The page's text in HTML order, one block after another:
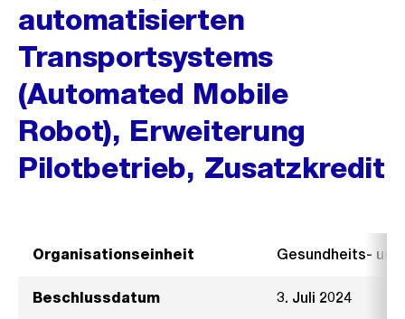
automatisierten
Transportsystems
(Automated Mobile
Robot), Erweiterung
Pilotbetrieb, Zusatzkredit
Organisationseinheit Gesundheits-
Beschlussdatum 3. Juli 2024